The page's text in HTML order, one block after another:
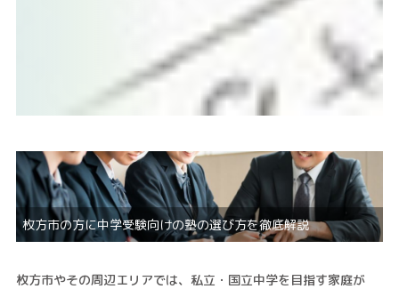
枚方市の方に中学受験向けの塾の選び方を徹底解説
枚方市やその周辺エリアでは、私立・国立中学を目指す家庭が